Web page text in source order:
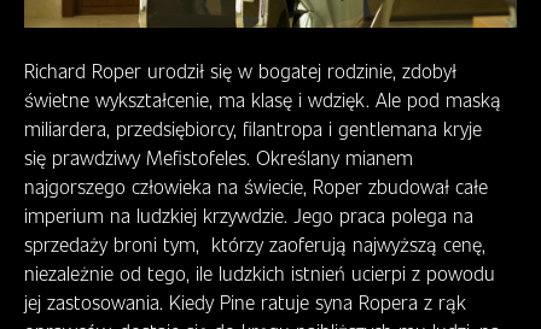
Richard Roper urodził się w bogatej rodzinie, zdobył
świetne wykształcenie, ma klasę i wdzięk. Ale pod maską
miliardera, przedsiębiorcy, filantropa i gentlemana kryje
się prawdziwy Mefistofeles. Określany mianem
najgorszego człowieka na świecie, Roper zbudował całe
imperium na ludzkiej krzywdzie. Jego praca polega na
sprzedaży broni tym, którzy zaoferują najwyższą cenę,
niezależnie od tego, ile ludzkich istnień ucierpi z powodu
jej zastosowania. Kiedy Pine ratuje syna Ropera z rąk